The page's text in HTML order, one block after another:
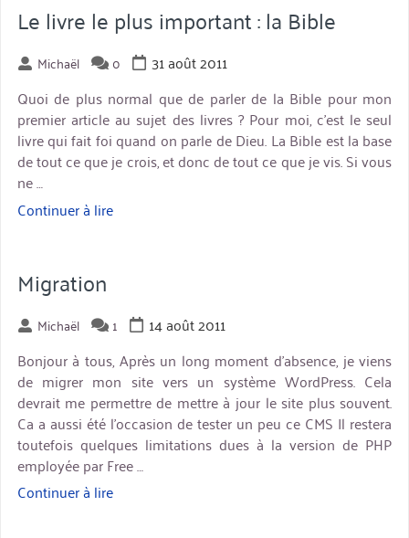
Le livre le plus important : la Bible
Michaël 0
31 août 2011
Quoi de plus normal que de parler de la Bible pour mon
premier article au sujet des livres ? Pour moi, c’est le seul
livre qui fait foi quand on parle de Dieu. La Bible est la base
de tout ce que je crois, et donc de tout ce que je vis. Si vous
ne …
Continuer à lire« Le
la
Bible »
Migration
Michaël 1
14 août 2011
Bonjour à tous, Après un long moment d’absence, je viens
de migrer mon site vers un système WordPress. Cela
devrait me permettre de mettre à jour le site plus souvent.
Ca a aussi été l’occasion de tester un peu ce CMS Il restera
toutefois quelques limitations dues à la version de PHP
employée par Free …
Continuer à lire« Migration »